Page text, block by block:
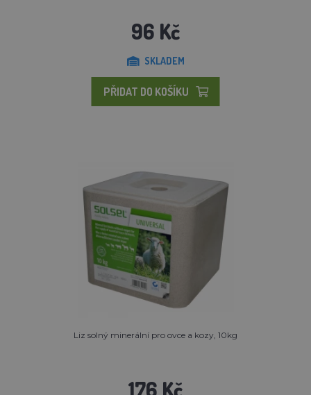
96 Kč
SKLADEM
PŘIDAT DO KOŠÍKU
Liz solný minerální pro ovce a kozy, 10kg
176 Kč